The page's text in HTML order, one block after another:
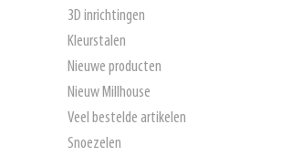
3D inrichtingen
Kleurstalen
Nieuwe producten
Nieuw Millhouse
Veel bestelde artikelen
Snoezelen